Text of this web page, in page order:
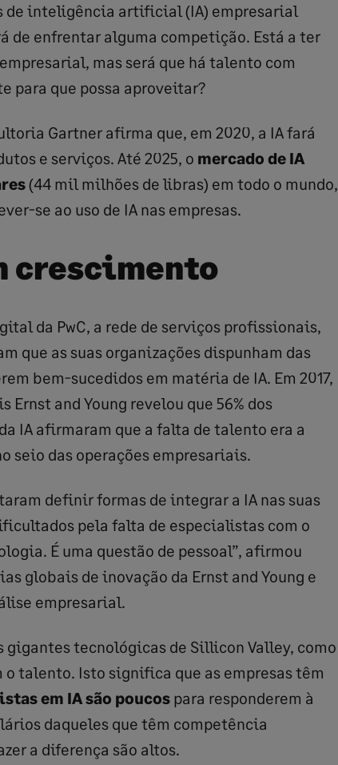
de inteligência artificial (IA) empresarial
de enfrentar alguma competição. Está a ter
mas será que há talento com
para que possa aproveitar?
Gartner afirma que, em 2020, a IA fará
e serviços. Até 2025, o mercado de IA
(44 mil milhões de libras) em todo o mundo,
se ao uso de IA nas empresas.
crescimento
da PwC, a rede de serviços profissionais,
que as suas organizações dispunham das
bem-sucedidos em matéria de IA. Em 2017,
and Young revelou que 56% dos
IA afirmaram que a falta de talento era a
seio das operações empresariais.
definir formas de integrar a IA nas suas
pela falta de especialistas com o
É uma questão de pessoal”, afirmou
globais de inovação da Ernst and Young e
empresarial.
gigantes tecnológicas de Sillicon Valley, como
o talento. Isto significa que as empresas têm
em IA são poucos para responderem à
daqueles que têm competência
a diferença são altos.